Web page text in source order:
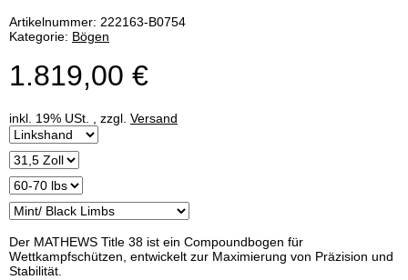
Artikelnummer: 222163-B0754
Kategorie: Bögen
1.819,00 €
inkl. 19% USt. , zzgl. Versand
Der MATHEWS Title 38 ist ein Compoundbogen für
Wettkampfschützen, entwickelt zur Maximierung von Präzision und
Stabilität.